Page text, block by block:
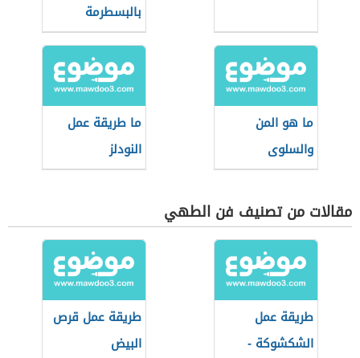
بالبسطرمة
ما هو المن
والسلوى
ما طريقة عمل
النودلز
مقالات من تصنيف فن الطهي
طريقة عمل
الشكشوكة -
طريقة عمل قرص
البيض